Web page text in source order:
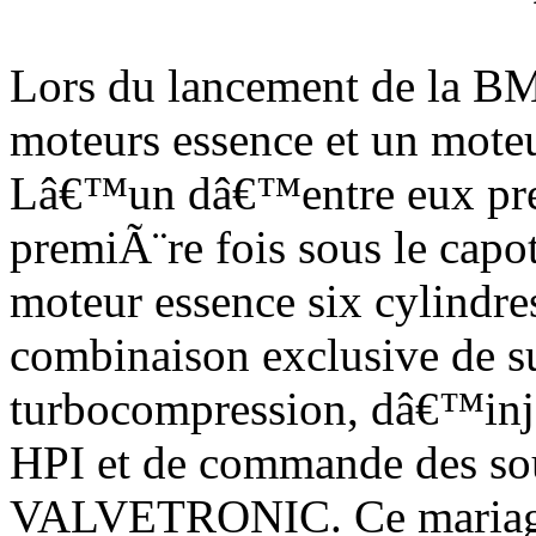
Lors du lancement de la
moteurs essence et un
Lâ€™un dâ€™entre eux
premiÃ¨re fois sous le
moteur essence six
combinaison exclusive de
turbocompression,
HPI et de commande des
VALVETRONIC. Ce